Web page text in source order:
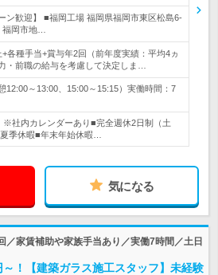
ン歓迎】 ■福岡工場 福岡県福岡市東区松島6-
岡市地…
+各種手当+賞与年2回（前年度実績：平均4ヵ
・前職の給与を考慮して決定しま…
12:00～13:00、15:00～15:15）実働時間：7
※社内カレンダーあり■完全週休2日制（土
季休暇■年末年始休暇…
気になる
／家賃補助や家族手当あり／実働7時間／土日
！【建築ガラス施工スタッフ】未経験